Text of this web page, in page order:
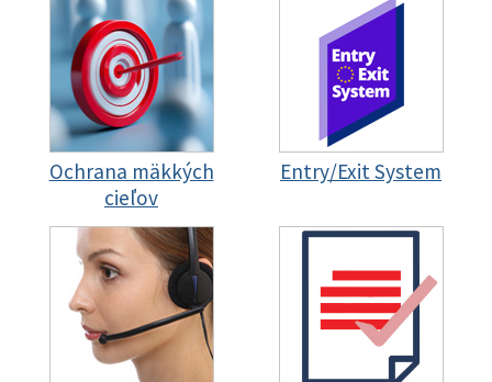
Ochrana mäkkých
cieľov
Entry/Exit System